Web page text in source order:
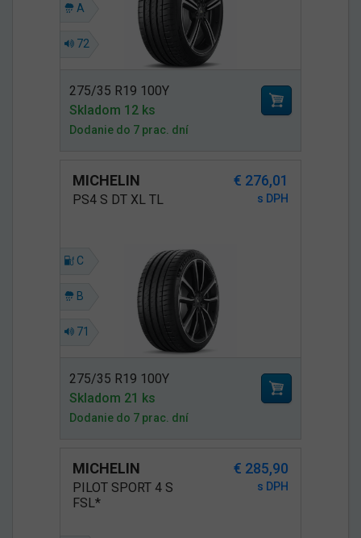
A
72
275/35 R19 100Y
Skladom 12 ks
Dodanie do 7 prac. dní
MICHELIN € 276,01
PS4 S DT XL TL s DPH
C
B
71
275/35 R19 100Y
Skladom 21 ks
Dodanie do 7 prac. dní
MICHELIN € 285,90
PILOT SPORT 4 S
FSL*
s DPH